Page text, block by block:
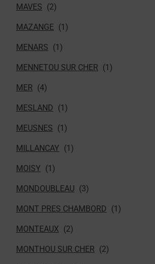
MAVES
MAZANGE
MENARS
MENNETOU SUR CHER
MER
MESLAND
MEUSNES
MILLANCAY
MOISY
MONDOUBLEAU
MONT PRES CHAMBORD
MONTEAUX
MONTHOU SUR CHER